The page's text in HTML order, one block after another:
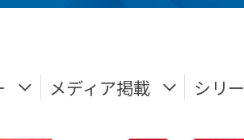
メディア掲載 シリ